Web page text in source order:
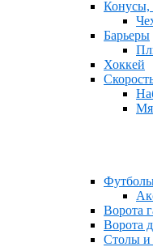
Конусы,
Барьеры
Хоккей
Ворота
Ворота
Столы и